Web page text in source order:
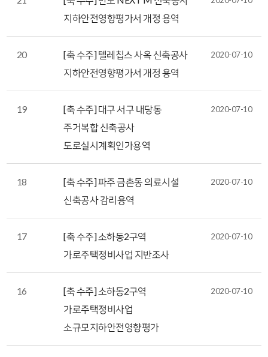
지하안전영향평가서 개정 용역
20
[축 수주] 텔레칩스 사옥 신축공사
지하안전영향평가서 개정 용역
2020-07-10
19
[축 수주] 대구 서구 내당동
주거복합 신축공사
도로실시계획인가용역
2020-07-10
18
[축 수주] 파주 금촌동 의료시설
신축공사 감리용역
2020-07-10
17
[축 수주] 소하동2구역
가로주택정비사업 지반조사
2020-07-10
16
[축 수주] 소하동2구역
가로주택정비사업
소규모지하안전영향평가
2020-07-10